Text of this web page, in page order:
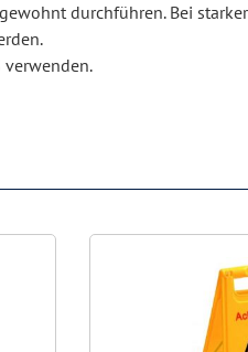
durchführen. Bei starker
verwenden.